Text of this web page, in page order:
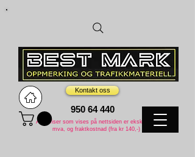
Kontakt oss
950 64 440
Alle priser som vises på nettsiden er eksklusive
mva, og fraktkostnad (fra kr 140,-)